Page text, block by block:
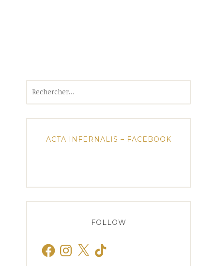
ACTA INFERNALIS – FACEBOOK
FOLLOW
FacebookInstagram
X TikTok